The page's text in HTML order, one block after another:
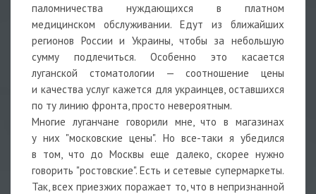
паломничества нуждающихся в платном
медицинском обслуживании. Едут из ближайших
регионов России и Украины, чтобы за небольшую
сумму подлечиться. Особенно это касается
луганской стоматологии — соотношение цены
и качества услуг кажется для украинцев, оставшихся
по ту линию фронта, просто невероятным.
Многие луганчане говорили мне, что в магазинах
у них "московские цены". Но все-таки я убедился
в том, что до Москвы еще далеко, скорее нужно
говорить "ростовские". Есть и сетевые супермаркеты.
Так, всех приезжих поражает то, что в непризнанной